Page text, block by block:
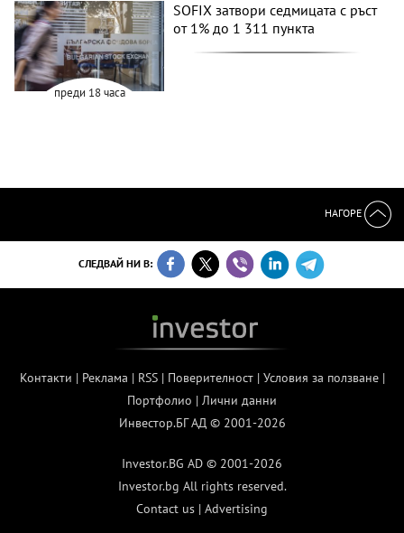
преди 18 часа
SOFIX затвори седмицата с ръст
от 1% до 1 311 пункта
НАГОРЕ
СЛЕДВАЙ НИ В:
Контакти | Реклама | RSS| Поверителност| Условия за ползване|
Портфолио | Лични данни
Инвестор.БГ АД © 2001-2026
Investor.BG AD © 2001-2026
Investor.bg All rights reserved.
Contact us | Advertising